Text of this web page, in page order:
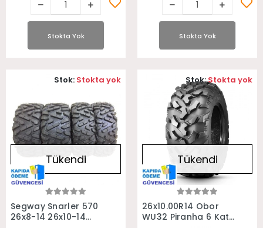
Stokta Yok Stokta Yok
Stokta Yok
Tükendi
Segway Snarler 570
26x8-14 26x10-14
Stok: Stokta yok
Stokta Yok
Tükendi
26x10.00R14 Obor
WU32 Piranha 6 Kat
Stok:Stokta yok